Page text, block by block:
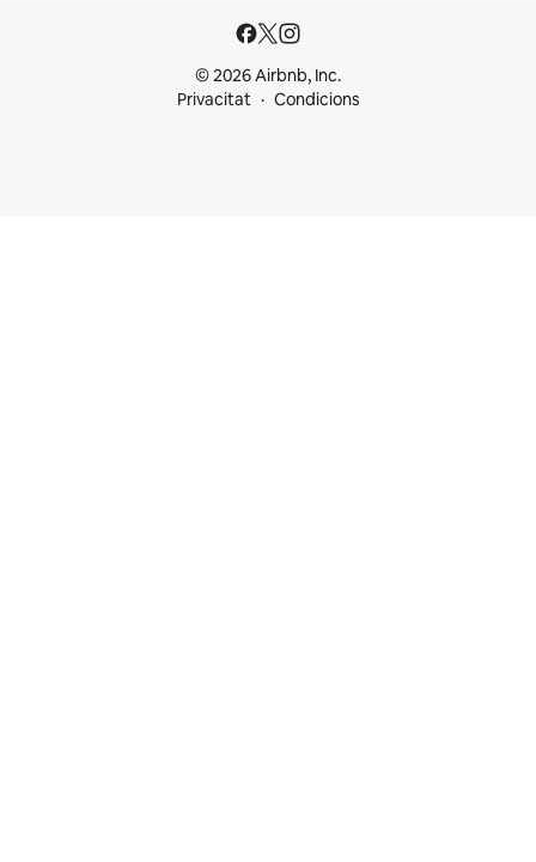
© 2026 Airbnb, Inc.
Privacitat
Condicions